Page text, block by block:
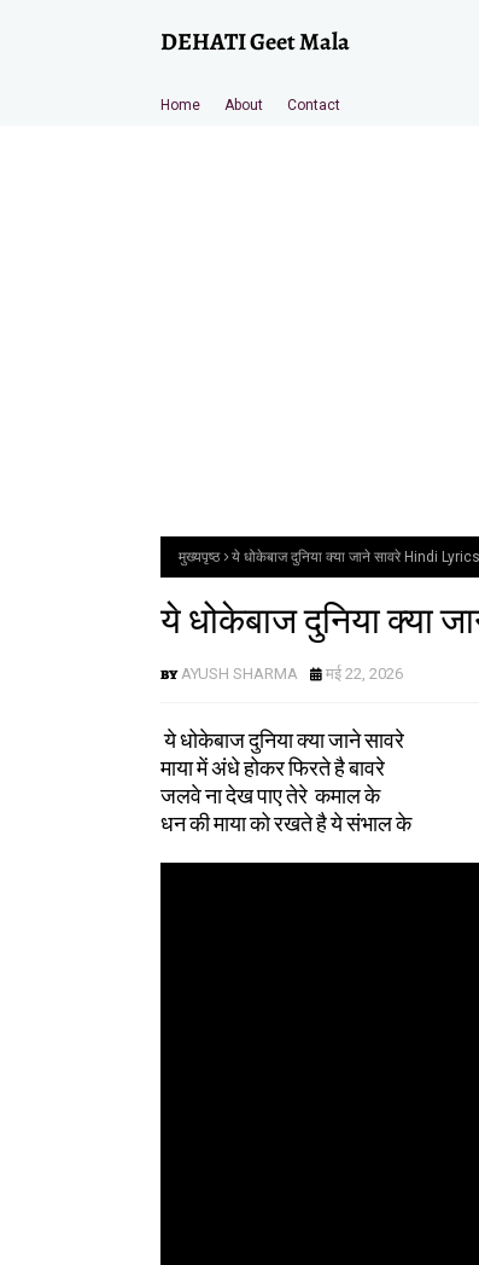
DEHATI Geet Mala
Home About Contact
मुख्यपृष्ठ ये धोकेबाज दुनिया क्या जाने सावरे Hindi Lyrics
ये धोकेबाज दुनिया क्या
AYUSH SHARMA मई 22, 2026
ये धोकेबाज दुनिया क्या जाने सावरे
माया में अंधे होकर फिरते है बावरे
जलवे ना देख पाए तेरे कमाल के
धन की माया को रखते है ये संभाल के